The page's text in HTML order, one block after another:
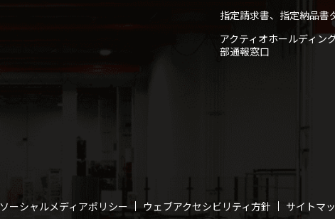
指定請求書、指定納品書
アクティオホールディ
部通報窓口
ソーシャルメディアポリシー ウェブアクセシビリティ方針 サイトマ